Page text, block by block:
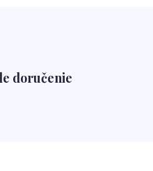
doručenie